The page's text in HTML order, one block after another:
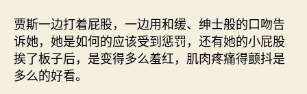
贾斯一边打着屁股，一边用和缓、绅士般的口吻告
诉她，她是如何的应该受到惩罚，还有她的小屁股
挨了板子后，是变得多么羞红，肌肉疼痛得颤抖是
多么的好看。